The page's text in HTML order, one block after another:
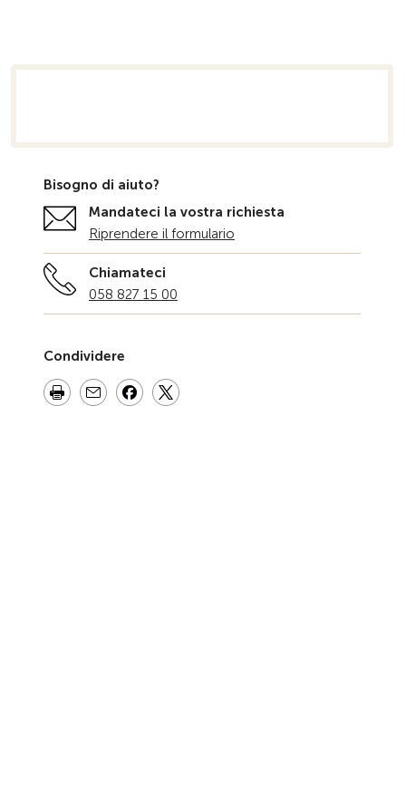
Bisogno di aiuto?
Mandateci la vostra richiesta
Riprendere il formulario
Chiamateci
058 827 15 00
Condividere